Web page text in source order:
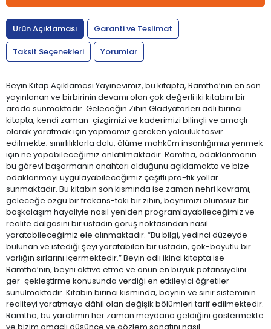
Ürün Açıklaması
Garanti ve Teslimat
Taksit Seçenekleri
Yorumlar
Beyin Kitap Açıklaması Yayınevimiz, bu kitapta, Ramtha’nın en son
yayınlanan ve birbirinin devamı olan çok değerli iki kitabını bir
arada sunmaktadır. Geleceğin Zihin Gladyatörleri adlı birinci
kitapta, kendi zaman-çizgimizi ve kaderimizi bilinçli ve amaçlı
olarak yaratmak için yapmamız gereken yolculuk tasvir
edilmekte; sınırlılıklarla dolu, ölüme mahkûm insanlığımızı yenmek
için ne yapabileceğimiz anlatılmaktadır. Ramtha, odaklanmanın
bu görevi başarmanın anahtarı olduğunu açıklamakta ve bize
odaklanmayı uygulayabileceğimiz çeşitli pra-tik yollar
sunmaktadır. Bu kitabın son kısmında ise zaman nehri kavramı,
geleceğe özgü bir frekans-taki bir zihin, beynimizi ölümsüz bir
başkalaşım hayaliyle nasıl yeniden programlayabileceğimiz ve
realite dalgasını bir üstadın görüş noktasından nasıl
yaratabileceğimiz ele alınmaktadır. “Bu bilgi, yedinci düzeyde
bulunan ve istediği şeyi yaratabilen bir üstadın, çok-boyutlu bir
varlığın sırlarını içermektedir.” Beyin adlı ikinci kitapta ise
Ramtha’nın, beyni aktive etme ve onun en büyük potansiyelini
ger-çekleştirme konusunda verdiği en etkileyici öğretiler
sunulmaktadır. Kitabın birinci kısmında, beynin ve sinir sisteminin
realiteyi yaratmaya dâhil olan değişik bölümleri tarif edilmektedir.
Ramtha, bu yaratımın her zaman meydana geldiğini göstermekte